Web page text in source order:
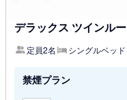
デラックス ツインル
定員2名 シングルベッ
禁煙プラン